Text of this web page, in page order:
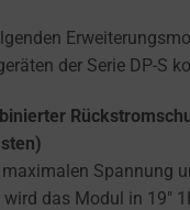
der Serie DP-S
Spannung
das Modul in 19″